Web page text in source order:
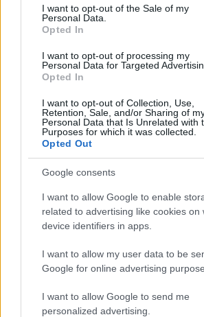
consent section.
I want to opt-out of the Sale of my
Personal Data.
Opted In
I want to opt-out of processing my
Personal Data for Targeted
Opted In
I want to opt-out of Collection, Use,
Retention, Sale, and/or Sharing of
Personal Data that Is Unrelated with
Purposes for which it was collected.
Opted Out
Google consents
I want to allow Google to enable
related to advertising like cookies on
device identifiers in apps.
I want to allow my user data to be
Google for online advertising
I want to allow Google to send me
personalized advertising.
Mozart kártyatrükkökel
időt a karanténban
Kelle Botond•2021. március 21.
zeneszerző, aki valaha élt, de most
oldaláról szeretnék megemlékezni.
meg, ...